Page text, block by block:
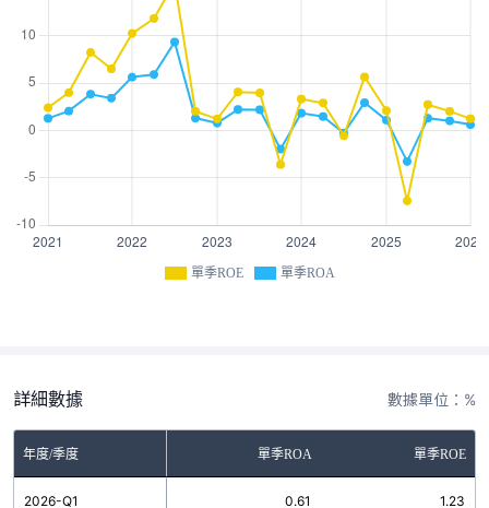
單季ROE 單季ROA
詳細數據 數據單位：%
年度/季度 單季ROA 單季ROE
2026-Q1 0.61 1.23